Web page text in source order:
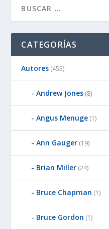
CATEGORÍAS
Autores (455)
Andrew Jones (8)
Angus Menuge (1)
Ann Gauger (19)
Brian Miller (24)
Bruce Chapman (1)
Bruce Gordon (1)